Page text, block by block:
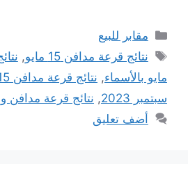
التصنيفات
مقابر للبيع
الوسوم
نتائج قرعة مدافن 15 مايو ,
مايو بالأسماء,
سبتمبر 2023
, نتائج قرعة مدافن ومقابر
أضف تعليق